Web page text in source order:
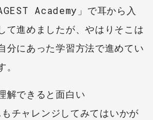
Academy」で耳から入
て進めましたが、やはりそこは
分にあった学習方法で進めてい
解できると面白い
チャレンジしてみてはいかが